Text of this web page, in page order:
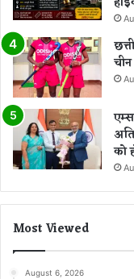
को
Most Viewed
August 6, 2026